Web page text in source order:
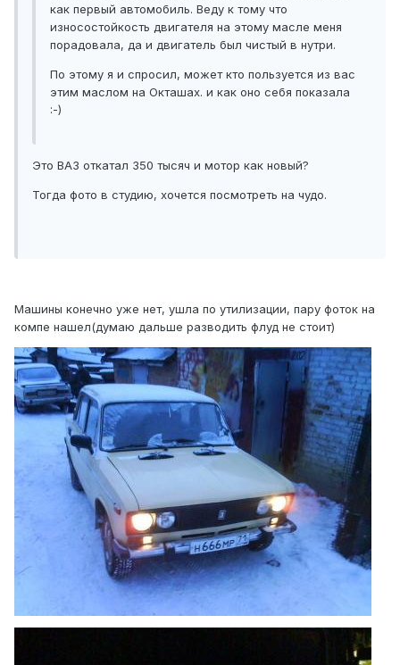
как первый автомобиль. Веду к тому что
износостойкость двигателя на этому масле меня
порадовала, да и двигатель был чистый в нутри.
По этому я и спросил, может кто пользуется из вас
этим маслом на Окташах. и как оно себя показала
:-)
Это ВАЗ откатал 350 тысяч и мотор как новый?
Тогда фото в студию, хочется посмотреть на чудо.
Машины конечно уже нет, ушла по утилизации, пару фоток на
компе нашел(думаю дальше разводить флуд не стоит)